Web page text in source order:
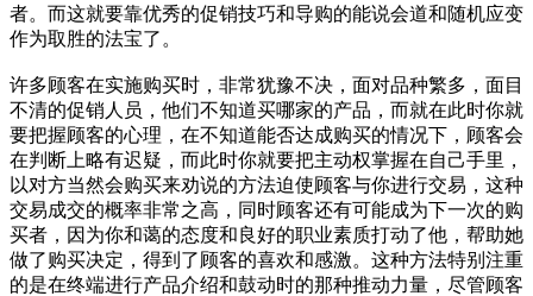
者。而这就要靠优秀的促销技巧和导购的能说会道和随机应变
作为取胜的法宝了。
许多顾客在实施购买时，非常犹豫不决，面对品种繁多，面目
不清的促销人员，他们不知道买哪家的产品，而就在此时你就
要把握顾客的心理，在不知道能否达成购买的情况下，顾客会
在判断上略有迟疑，而此时你就要把主动权掌握在自己手里，
以对方当然会购买来劝说的方法迫使顾客与你进行交易，这种
交易成交的概率非常之高，同时顾客还有可能成为下一次的购
买者，因为你和蔼的态度和良好的职业素质打动了他，帮助她
做了购买决定，得到了顾客的喜欢和感激。这种方法特别注重
的是在终端进行产品介绍和鼓动时的那种推动力量，尽管顾客